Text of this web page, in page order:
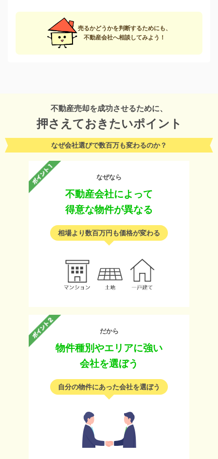
売るかどうかを判断するためにも、
不動産会社へ相談してみよう！
不動産売却を成功させるために、
押さえておきたいポイント
なぜ会社選びで数百万も変わるのか？
なぜなら
不動産会社によって
得意な物件が異なる
相場より数百万円も価格が変わる
だから
物件種別やエリアに強い
会社を選ぼう
自分の物件にあった会社を選ぼう